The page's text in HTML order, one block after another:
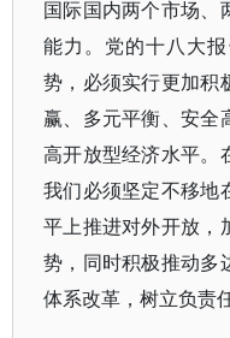
国际国内两个市场、
能力。党的十八大
势，必须实行更加积
赢、多元平衡、安全
高开放型经济水平。
我们必须坚定不移地
平上推进对外开放，
势，同时积极推动多
体系改革，树立负责